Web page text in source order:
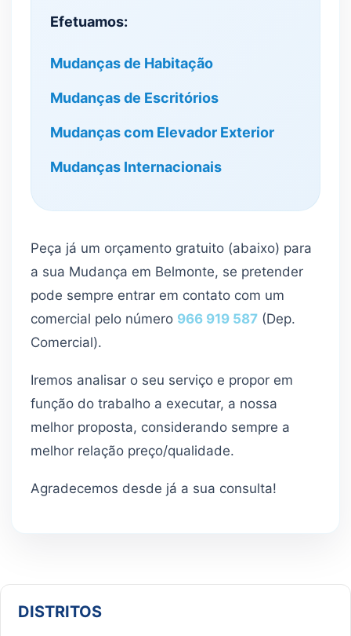
Efetuamos:
Mudanças de Habitação
Mudanças de Escritórios
Mudanças com Elevador Exterior
Mudanças Internacionais
Peça já um orçamento gratuito (abaixo) para
a sua Mudança em Belmonte, se pretender
pode sempre entrar em contato com um
comercial pelo número 966 919 587 (Dep.
Comercial).
Iremos analisar o seu serviço e propor em
função do trabalho a executar, a nossa
melhor proposta, considerando sempre a
melhor relação preço/qualidade.
Agradecemos desde já a sua consulta!
DISTRITOS